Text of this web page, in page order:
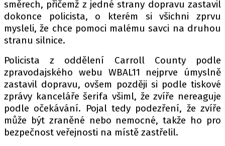
Provozovatelem serveru autoroad.cz je
INCORP MEDIA GROUP s.r.o., IČ: 118 23 054
směrech, přičemž z jedné strany dopravu zastavil
dokonce policista, o kterém si všichni zprvu
mysleli, že chce pomoci malému savci na druhou
stranu silnice.
Policista z oddělení Carroll County podle
zpravodajského webu WBAL11 nejprve úmyslně
zastavil dopravu, ovšem později si podle tiskové
zprávy kanceláře šerifa všiml, že zvíře nereaguje
podle očekávání. Pojal tedy podezření, že zvíře
může být zraněné nebo nemocné, takže ho pro
bezpečnost veřejnosti na místě zastřelil.